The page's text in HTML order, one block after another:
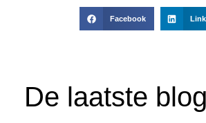
Facebook
De laatste